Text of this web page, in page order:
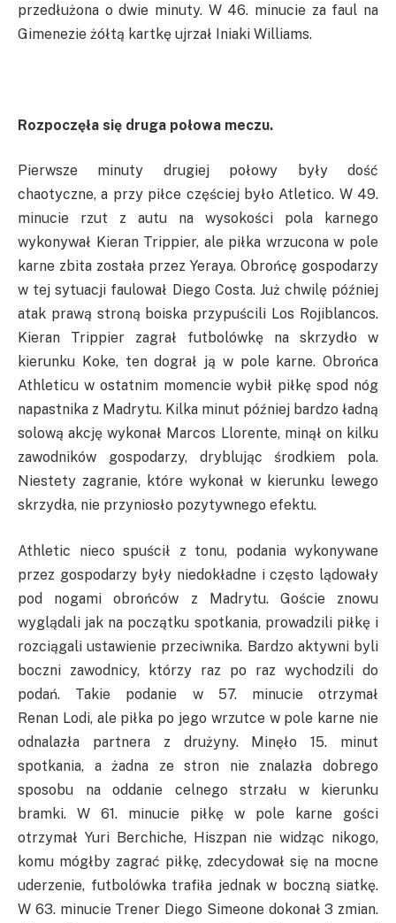
przedłużona o dwie minuty. W 46. minucie za faul na
Gimenezie żółtą kartkę ujrzał Iniaki Williams.
Rozpoczęła się druga połowa meczu.
Pierwsze minuty drugiej połowy były dość
chaotyczne, a przy piłce częściej było Atletico. W 49.
minucie rzut z autu na wysokości pola karnego
wykonywał Kieran Trippier, ale piłka wrzucona w pole
karne zbita została przez Yeraya. Obrońcę gospodarzy
w tej sytuacji faulował Diego Costa. Już chwilę później
atak prawą stroną boiska przypuścili Los Rojiblancos.
Kieran
Trippier zagrał futbolówkę na skrzydło w
kierunku Koke, ten dograł ją w pole karne. Obrońca
Athleticu w ostatnim momencie wybił piłkę spod nóg
napastnika z Madrytu. Kilka minut później bardzo ładną
solową akcję wykonał Marcos Llorente, minął on kilku
zawodników gospodarzy, dryblując środkiem pola.
Niestety zagranie, które wykonał w kierunku lewego
skrzydła, nie przyniosło pozytywnego efektu.
Athletic nieco spuścił z tonu, podania wykonywane
przez gospodarzy były niedokładne i często lądowały
pod nogami obrońców z Madrytu. Goście znowu
wyglądali jak na początku spotkania, prowadzili piłkę i
rozciągali ustawienie przeciwnika. Bardzo aktywni byli
boczni zawodnicy, którzy raz po raz wychodzili do
podań. Takie podanie w 57. minucie otrzymał
Renan Lodi, ale piłka po jego wrzutce w pole karne nie
odnalazła partnera z drużyny. Minęło 15. minut
spotkania, a żadna ze stron nie znalazła dobrego
sposobu na oddanie celnego strzału w kierunku
bramki. W 61. minucie piłkę w pole karne gości
otrzymał Yuri Berchiche, Hiszpan nie widząc nikogo,
komu mógłby zagrać piłkę, zdecydował się na mocne
uderzenie, futbolówka trafiła jednak w boczną siatkę.
W 63. minucie Trener Diego Simeone dokonał 3 zmian.